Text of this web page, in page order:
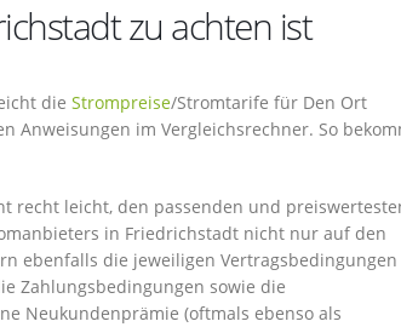
zu achten ist
die Strompreise/Stromtarife für Den Ort
Anweisungen im Vergleichsrechner. So
recht leicht, den passenden und
in Friedrichstadt nicht nur auf den
ebenfalls die jeweiligen Vertragsbedingungen
Zahlungsbedingungen sowie die
Neukundenprämie (oftmals ebenso als